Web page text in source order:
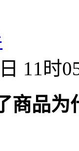
11时
商品为